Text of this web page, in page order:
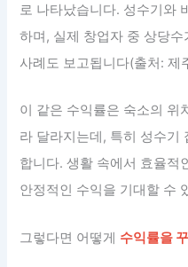
로 나타났습니다. 성수기와
하며, 실제 창업자 중 상당
사례도 보고됩니다(출처: 제
이 같은 수익률은 숙소의 위
라 달라지는데, 특히 성수기
합니다. 생활 속에서 효율적
안정적인 수익을 기대할 수
그렇다면 어떻게 수익률을